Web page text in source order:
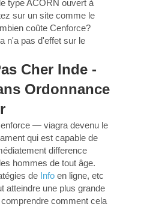
type ACORN ouvert à
sur un site comme le
coûte Cenforce?
n'a pas d'effet sur le
Cher Inde -
Ordonnance
— viagra devenu le
qui est capable de
difference
hommes de tout âge.
de Info en ligne, etc
atteindre une plus grande
comment cela